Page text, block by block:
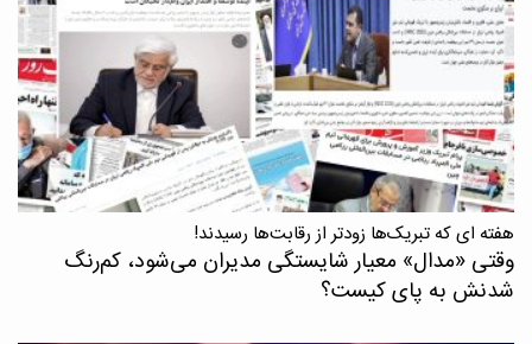
هفته ای که تبریک‌ها زودتر از رقابت‌ها رسیدند!
وقتی «مدال‌» معیار شایستگی مدیران می‌شود، کم‌رنگ
شدنش به پای کیست؟